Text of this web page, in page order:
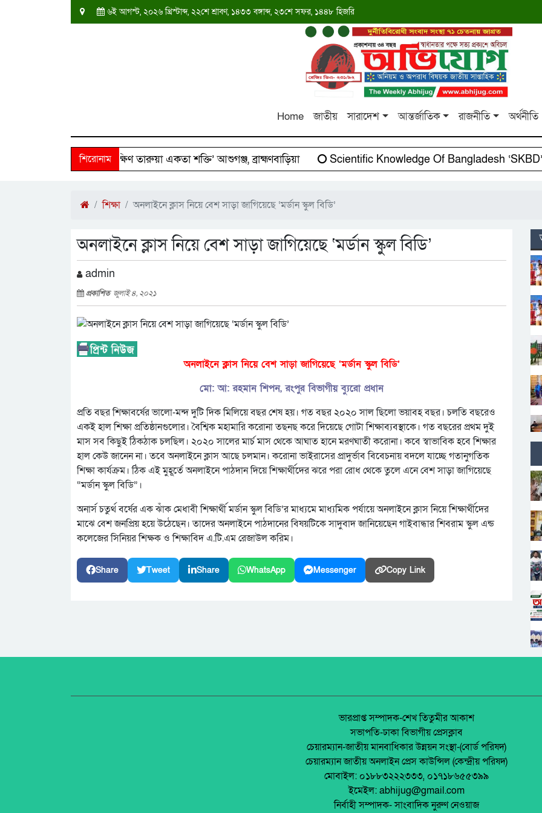
৬ই আগস্ট, ২০২৬ খ্রিস্টাব্দ, ২২শে শ্রাবণ, ১৪৩৩ বঙ্গাব্দ, ২৩শে সফর, ১৪৪৮ হিজরি
Home জাতীয় সারাদেশ আন্তর্জাতিক রাজনীতি অর্থনীতি
শিরোনাম
২৫০ পরিবারের পাশে ‘দক্ষিণ তারুয়া একতা শক্তি’ আশুগঞ্জ, ব্রাহ্মণবাড়িয়া Scientific Knowledge Of Bangladesh ‘SKBD’-
শিক্ষা অনলাইনে ক্লাস নিয়ে বেশ সাড়া জাগিয়েছে ‘মর্ডান স্কুল বিডি’
অনলাইনে ক্লাস নিয়ে বেশ সাড়া জাগিয়েছে ‘মর্ডান স্কুল বিডি’
admin
প্রকাশিত জুলাই ৪, ২০২১
অনলাইনে ক্লাস নিয়ে বেশ সাড়া জাগিয়েছে ‘মর্ডান স্কুল বিডি’
মো: আ: রহমান শিপন, রংপুর বিভাগীয় ব‍্যুরো প্রধান
প্রতি বছর শিক্ষাবর্ষের ভালো-মন্দ দুটি দিক মিলিয়ে বছর শেষ হয়। গত বছর ২০২০ সাল ছিলো ভয়াবহ বছর। চলতি বছরেও
একই হাল শিক্ষা প্রতিষ্ঠানগুলোর। বৈশ্বিক মহামারি করোনা তছনছ করে দিয়েছে গোটা শিক্ষাব্যবস্থাকে। গত বছরের প্রথম দুই
মাস সব কিছুই ঠিকঠাক চলছিল। ২০২০ সালের মার্চ মাস থেকে আঘাত হানে মরণঘাতী করোনা। কবে স্বাভাবিক হবে শিক্ষার
হাল কেউ জানেন না। তবে অনলাইনে ক্লাস আছে চলমান। করোনা ভাইরাসের প্রাদুর্ভাব বিবেচনায় বদলে যাচ্ছে গতানুগতিক
শিক্ষা কার্যক্রম। ঠিক এই মুহূর্তে অনলাইনে পাঠদান দিয়ে শিক্ষার্থীদের ঝরে পরা রোধ থেকে তুলে এনে বেশ সাড়া জাগিয়েছে
“মর্ডান স্কুল বিডি”।
অনার্স চতুর্থ বর্ষের এক ঝাঁক মেধাবী শিক্ষার্থী মর্ডান স্কুল বিডি’র মাধ্যমে মাধ্যমিক পর্যায়ে অনলাইনে ক্লাস নিয়ে শিক্ষার্থীদের
মাঝে বেশ জনপ্রিয় হয়ে উঠেছেন। তাদের অনলাইনে পাঠদানের বিষয়টিকে সাদুবাদ জানিয়েছেন গাইবান্ধার শিবরাম স্কুল এন্ড
কলেজের সিনিয়র শিক্ষক ও শিক্ষাবিদ এ.টি.এম রেজাউল করিম।
Share Tweet Share WhatsApp Messenger Copy Link
ভারপ্রাপ্ত সম্পাদক-শেখ তিতুমীর আকাশ
সভাপতি-ঢাকা বিভাগীয় প্রেসক্লাব
চেয়ারম্যান-জাতীয় মানবাধিকার উন্নয়ন সংস্থা-(বোর্ড পরিষদ)
চেয়ারম্যান জাতীয় অনলাইন প্রেস কাউন্সিল (কেন্দ্রীয় পরিষদ)
মোবাইল: ০১৮৮৩২২২৩৩৩, ০১৭১৮৬৫৫৩৯৯
ইমেইল: abhijug@gmail.com
নির্বাহী সম্পাদক- সাংবাদিক নুরুণ নেওয়াজ